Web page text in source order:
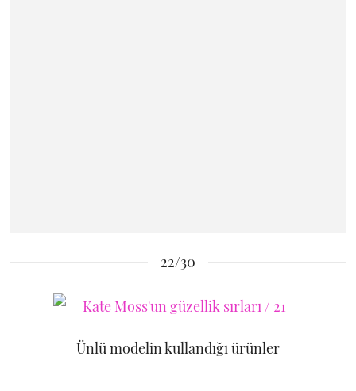
22/30
Ünlü modelin kullandığı ürünler